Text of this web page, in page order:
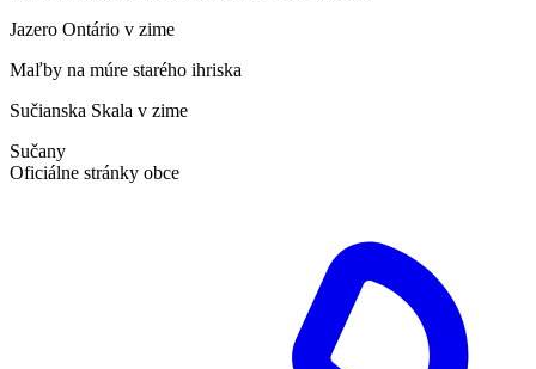
Jazero Ontário v zime
Maľby na múre starého ihriska
Sučianska Skala v zime
Sučany
Oficiálne stránky obce